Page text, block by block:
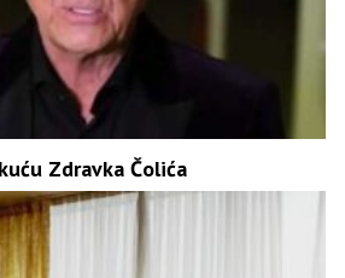
Zdravka Čolića